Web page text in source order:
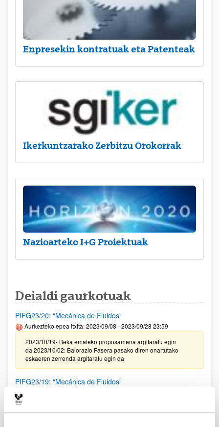
Enpresekin kontratuak eta Patenteak
Ikerkuntzarako Zerbitzu Orokorrak
Nazioarteko I+G Proiektuak
Deialdi gaurkotuak
PIFG23/20: “Mecánica de Fluidos”
Aurkezteko epea itxita: 2023/09/08 - 2023/09/28 23:59
2023/10/19- Beka emateko proposamena argitaratu egin
da.2023/10/02: Balorazio Fasera pasako diren onartutako
eskaeren zerrenda argitaratu egin da
PIFG23/19: “Mecánica de Fluidos”